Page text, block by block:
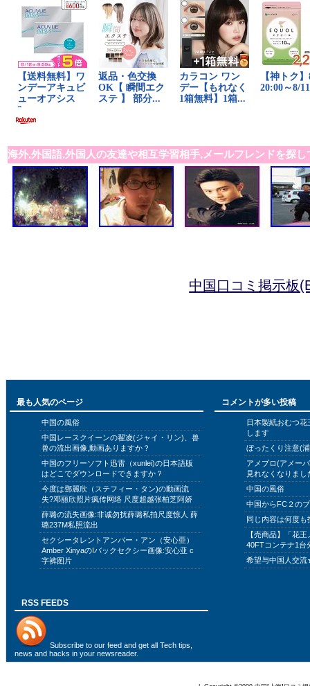
海外,外国語,外国人の友達や相互学習相手,メールフレンドを探し
中国口コミ掲示板
最も人気のページ
中国の風俗
中国レースクイーンの翟凌(ジャイ・リン)、兽
兽の流出画像,動画ありますか？
中国のフリーソフト迅雷（xunlei)の日本語版
はどこでダウンロードできますか？
今度は鄧麗欣（ステフィー・タン)の動画流
失?邓丽欣照片疯传网络 尺度超越张柏芝阿娇
薛璐の流失画像:非诚勿扰薛璐私拍尺度惊人 薛
璐237M私照流出
セクシータレントアンバー・アン（安心亜）
Amber XinyaのIバックセクシー画像:安心亚 c
字裤图片
コメントが多い投稿
日本製紙おむつ
します
ぼったくり注意(
アメブロ(アメー
見れなくなりまし
中国の風俗
中国からFC２の
同じ内容は何度
【売商品】「花
40FTコンテナ1台
希望与中国人交
RSS FEEDS
Subscribe to our feed and get all Tech tips,
news and hacks in your newsreader.